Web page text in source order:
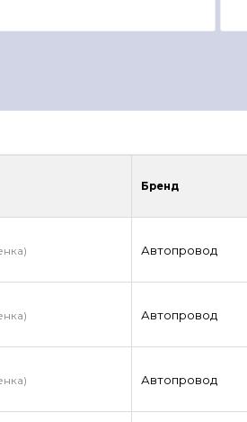
Бренд
Автопровод
Автопровод
Автопровод